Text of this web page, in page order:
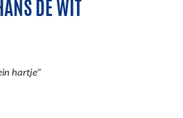
DE WIT
hartje”